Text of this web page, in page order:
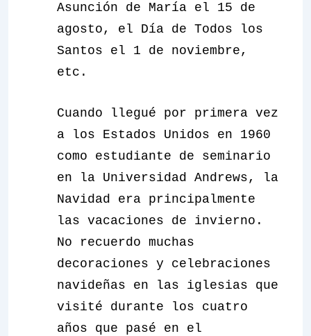
Asunción de María el 15 de
agosto, el Día de Todos los
Santos el 1 de noviembre,
etc.
Cuando llegué por primera vez
a los Estados Unidos en 1960
como estudiante de seminario
en la Universidad Andrews, la
Navidad era principalmente
las vacaciones de invierno.
No recuerdo muchas
decoraciones y celebraciones
navideñas en las iglesias que
visité durante los cuatro
años que pasé en el